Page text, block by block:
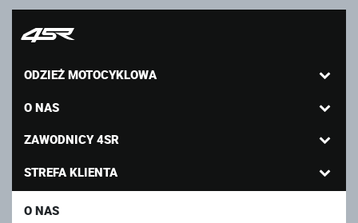
ODZIEŻ MOTOCYKLOWA
O NAS
ZAWODNICY 4SR
STREFA KLIENTA
O NAS